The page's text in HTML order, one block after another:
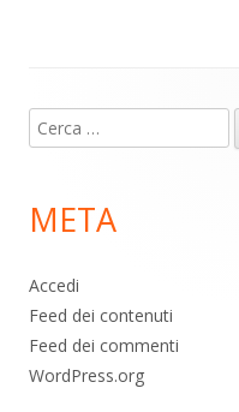
piè
pagina
Ricerca
per:
META
Accedi
Feed dei contenuti
Feed dei commenti
WordPress.org